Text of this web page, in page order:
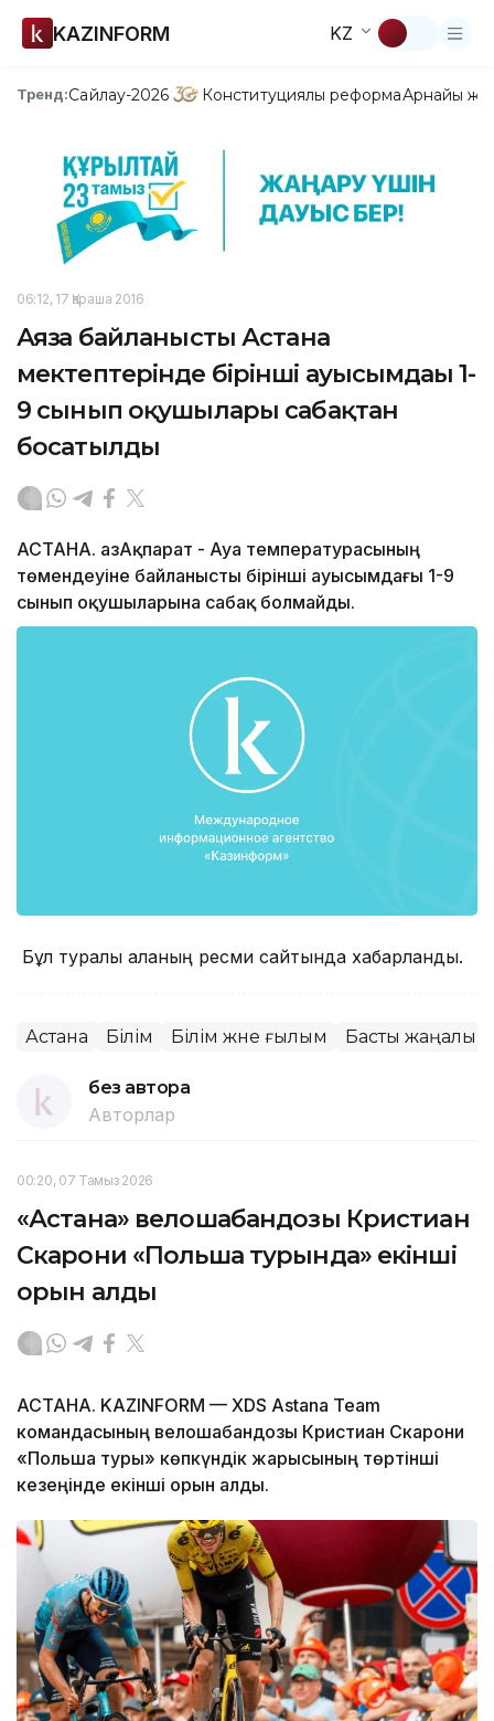
KAZINFORM KZ
Тренд:Сайлау-2026 Конституциялық реформаАрнайы
06:12, 17 Қараша 2016
Аязға байланысты Астана
мектептерінде бірінші ауысымдағы 1-
9 сынып оқушылары сабақтан
босатылды
АСТАНА. ҚазАқпарат - Ауа температурасының
төмендеуіне байланысты бірінші ауысымдағы 1-9
сынып оқушыларына сабақ болмайды.
Бұл туралы қаланың ресми сайтында хабарланды.
Астана Білім Білім және ғылым Басты жаңалық
без автора
Авторлар
00:20, 07 Тамыз 2026
«Астана» велошабандозы Кристиан
Скарони «Польша турында» екінші
орын алды
АСТАНА. KAZINFORM — XDS Astana Team
командасының велошабандозы Кристиан Скарони
«Польша туры» көпкүндік жарысының төртінші
кезеңінде екінші орын алды.